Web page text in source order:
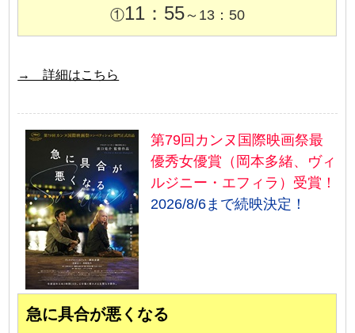
①11：55～13：50
→ 詳細はこちら
第79回カンヌ国際映画祭最
優秀女優賞（岡本多緒、ヴィ
ルジニー・エフィラ）受賞！
2026/8/6まで続映決定！
急に具合が悪くなる